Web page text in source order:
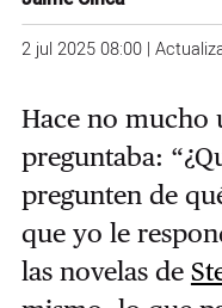
2 jul 2025 08:00 |
Hace no mucho
preguntaba:
pregunten de
que yo le
las novelas de